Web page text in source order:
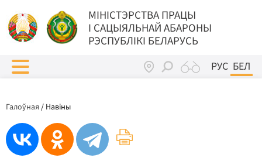
МIНIСТЭРСТВА ПРАЦЫ
I САЦЫЯЛЬНАЙ АБАРОНЫ
РЭСПУБЛІКІ БЕЛАРУСЬ
РУС БЕЛ
Галоўная / Навіны